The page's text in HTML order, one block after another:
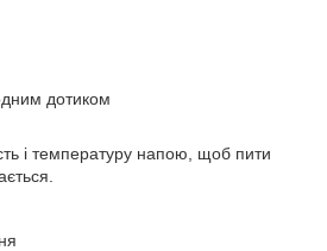
дотиком
і температуру напою, щоб пити